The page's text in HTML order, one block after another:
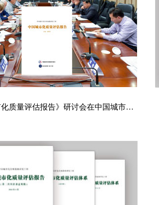
《中国城市化质量评估报告》研讨会在中国城市规划设计研究院举行